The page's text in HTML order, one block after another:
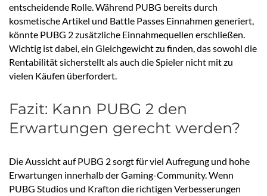
entscheidende Rolle. Während PUBG bereits durch
kosmetische Artikel und Battle Passes Einnahmen generiert,
könnte PUBG 2 zusätzliche Einnahmequellen erschließen.
Wichtig ist dabei, ein Gleichgewicht zu finden, das sowohl die
Rentabilität sicherstellt als auch die Spieler nicht mit zu
vielen Käufen überfordert.
Fazit: Kann PUBG 2 den
Erwartungen gerecht werden?
Die Aussicht auf PUBG 2 sorgt für viel Aufregung und hohe
Erwartungen innerhalb der Gaming-Community. Wenn
PUBG Studios und Krafton die richtigen Verbesserungen